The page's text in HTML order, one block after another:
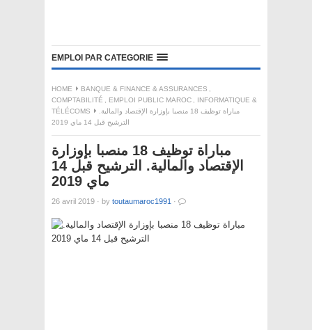
EMPLOI PAR CATEGORIE
HOME BANQUE & FINANCE & ASSURANCES ,
COMPTABILITÉ , EMPLOI PUBLIC MAROC ,
INFORMATIQUE &
TÉLÉCOMS
مباراة توظيف 18 منصبا بإوزارة الإقتصاد والمالية.
الترشيح قبل 14 ماي 2019
مباراة توظيف 18 منصبا بإوزارة
الإقتصاد والمالية. الترشيح قبل 14
ماي 2019
26 avril 2019 · by toutaumaroc1991 ·